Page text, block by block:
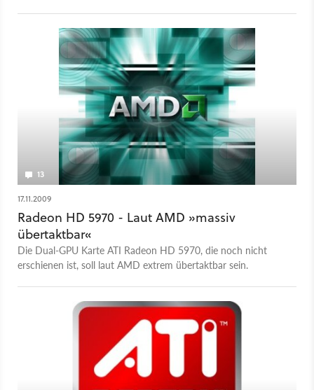
13
17.11.2009
Radeon HD 5970 - Laut AMD »massiv
übertaktbar«
Die Dual-GPU Karte ATI Radeon HD 5970, die noch nicht
erschienen ist, soll laut AMD extrem übertaktbar sein.